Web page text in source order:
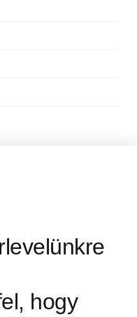
hogy